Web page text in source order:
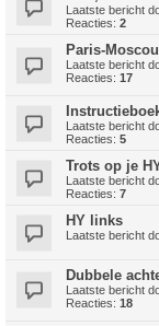
Laatste bericht
Reacties: 2
Paris-
Laatste bericht
Reacties: 17
Laatste bericht
Reacties: 5
Trots op je
Laatste bericht
Reacties: 7
HY links
Laatste bericht
Dubbele
Laatste bericht
Reacties: 18